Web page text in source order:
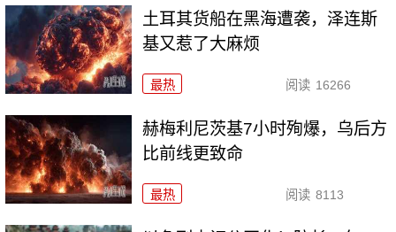
土耳其货船在黑海遭袭，泽连斯
基又惹了大麻烦
最热 阅读 16266
赫梅利尼茨基7小时殉爆，乌后方
比前线更致命
最热 阅读 8113